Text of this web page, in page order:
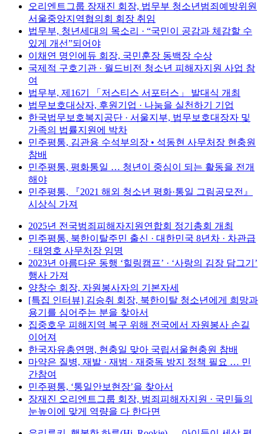
오리엔트그룹 장재진 회장, 법무부 청소년범죄예방위원
서울중앙지역협의회 회장 취임
법무부, 청년세대의 목소리 · “국민이 공감과 체감할 수
있게 개선”되어야
이채연 명인에듀 회장, 국민훈장 동백장 수상
국제적 구호기관 · 월드비전 청소년 피해자지원 사업 참
여
법무부, 제16기 「저스티스 서포터스」 발대식 개최
법무보호대상자, 후원기업 · 나눔을 실천하기 기업
한국법무보호복지공단 · 서울지부, 법무보호대장자 및
가족의 법률지원에 박차
민주평통, 김관용 수석부의장 • 석동현 사무처장 현충원
참배
민주평통, 평화통일 … 청년이 중심이 되는 활동을 전개
해야
민주평통, 『2021 해외 청소년 평화·통일 그림공모전』
시상식 가져
2025년 전국범죄피해자지원연합회 정기총회 개최
민주평통, 북한이탈주민 출신 · 대한민국 8년차 · 차관급
· 태영호 사무처장 임명
2023년 아름다운 동행 ‘힐링캠프’ · ‘사랑의 김장 담그기’
행사 가져
양창수 회장, 자원봉사자의 기본자세
[특집 인터뷰] 김승취 회장, 북한이탈 청소년에게 희망과
용기를 심어주는 분을 찾아서
집중호우 피해지역 복구 위해 전국에서 자원봉사 손길
이어져
한국자유총연맹, 현충일 맞아 국립서울현충원 참배
마약은 질병, 재발 · 재범 · 재중독 방지 정책 필요 … 민
간참여
민주평통, ‘통일안보현장’을 찾아서
장재진 오리엔트그룹 회장, 범죄피해자지원 · 국민들의
눈높이에 맞게 역량을 다 한다면